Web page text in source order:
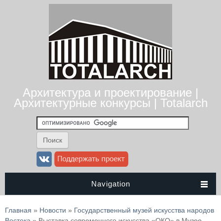
Архитектура и проектирование |
Архитектурные конкурсы | Totalarch
Navigation
Вы здесь
Главная » Новости » Государственный музей искусства народов